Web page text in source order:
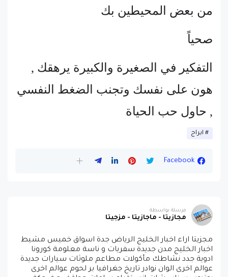
من بعض المحيطين بك
صحياً
التفكير في الصغيرة والكبيرة يرهقك ,
هون على نفسك وتجنب الضغط النفسي
, حاول حب الحياة
ابراج
Facebook
مرسلة بواسطة
مجازيتا - ماجازيتا - مزجيتا
مجزيتا اراء اخبار الخليج الرياض جدة اسواق خميس مشيط
اخبار الخليج مدن جديدة سفريات و ناسة معلومة كورونا
ادوية جدد نشاطك مأكولات مطاعم ملوثات سيارات جديدة
عوالم اخرى الوان نوادر تاريخ جغرافيا بر لحوم عوالم اخرى